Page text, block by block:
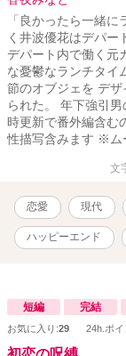
「良かったら一緒
く井波優花はデパー
デパート内で働く元
な憂鬱なランチタイ
節のオブジェを デ
られた。 年下強引
時更新で番外編含む
性描写含みます ※ム
文
恋愛 現代
ハッピーエンド
短編 完結
お気に入り:29 24h.ポイ